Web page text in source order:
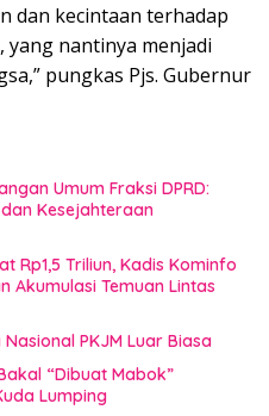
dan kecintaan terhadap
yang nantinya menjadi
pungkas Pjs. Gubernur
Umum Fraksi DPRD:
Kesejahteraan
Rp1,5 Triliun, Kadis Kominfo
Akumulasi Temuan Lintas
PKJM Luar Biasa
“Dibuat Mabok”
Lumping